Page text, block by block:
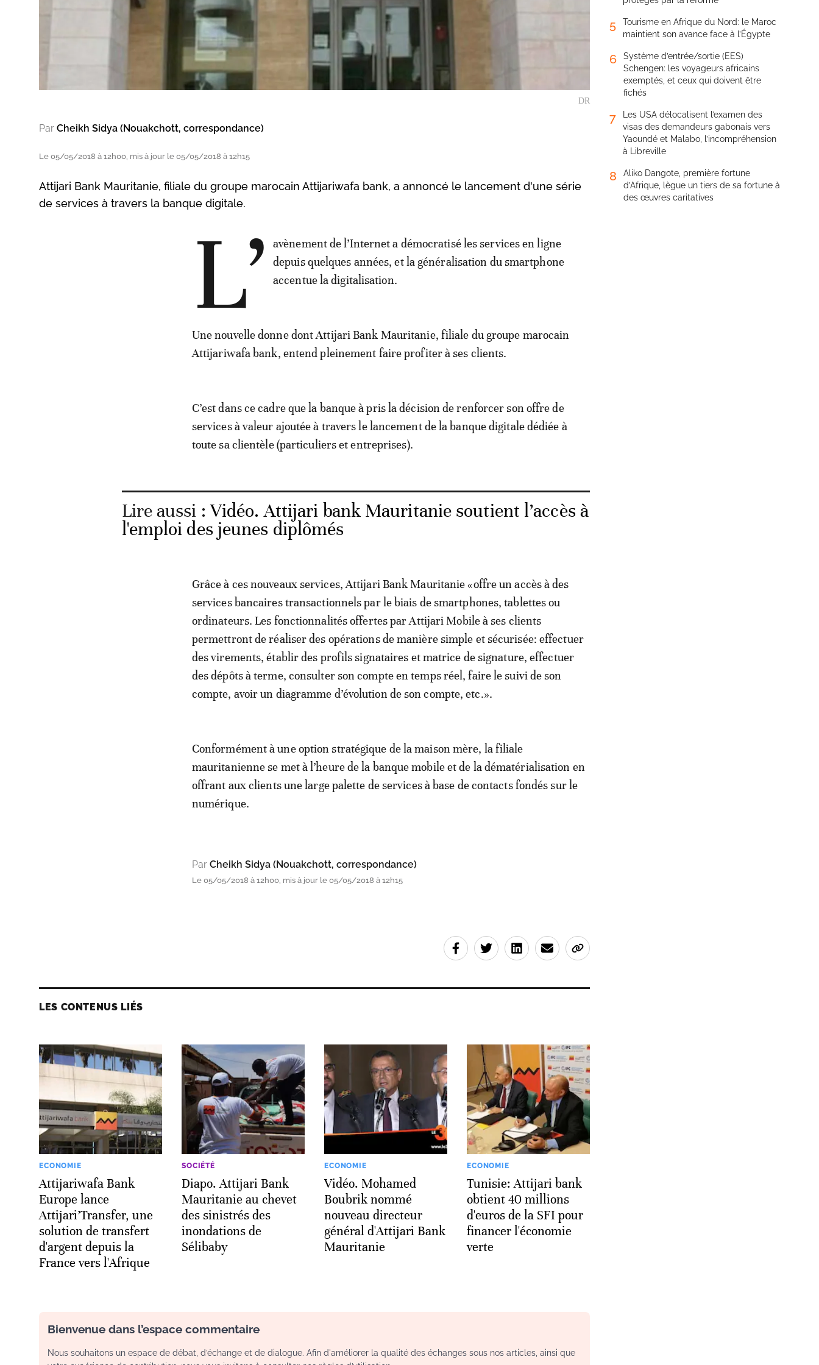
DR
Par Cheikh Sidya (Nouakchott, correspondance)
Le 05/05/2018 à 12h00, mis à jour le 05/05/2018 à 12h15
Attijari Bank Mauritanie, filiale du groupe marocain Attijariwafa bank, a annoncé le lancement d'une série
de services à travers la banque digitale.
L’
avènement de l’Internet a démocratisé les services en ligne
depuis quelques années, et la généralisation du smartphone
accentue la digitalisation.
Une nouvelle donne dont Attijari Bank Mauritanie, filiale du groupe marocain
Attijariwafa bank, entend pleinement faire profiter à ses clients.
C’est dans ce cadre que la banque à pris la décision de renforcer son offre de
services à valeur ajoutée à travers le lancement de la banque digitale dédiée à
toute sa clientèle (particuliers et entreprises).
Lire aussi :Vidéo. Attijari bank Mauritanie soutient l’accès à
l'emploi des jeunes diplômés
Grâce à ces nouveaux services, Attijari Bank Mauritanie «offre un accès à des
services bancaires transactionnels par le biais de smartphones, tablettes ou
ordinateurs. Les fonctionnalités offertes par Attijari Mobile à ses clients
permettront de réaliser des opérations de manière simple et sécurisée: effectuer
des virements, établir des profils signataires et matrice de signature, effectuer
des dépôts à terme, consulter son compte en temps réel, faire le suivi de son
compte, avoir un diagramme d’évolution de son compte, etc.».
Conformément à une option stratégique de la maison mère, la filiale
mauritanienne se met à l’heure de la banque mobile et de la dématérialisation en
offrant aux clients une large palette de services à base de contacts fondés sur le
numérique.
Par Cheikh Sidya (Nouakchott, correspondance)
Le 05/05/2018 à 12h00, mis à jour le 05/05/2018 à 12h15
LES CONTENUS LIÉS
ECONOMIE
Attijariwafa Bank
Europe lance
Attijari’Transfer, une
solution de transfert
d'argent depuis la
France vers l'Afrique
SOCIÉTÉ
Diapo. Attijari Bank
Mauritanie au chevet
des sinistrés des
inondations de
Sélibaby
ECONOMIE
Vidéo. Mohamed
Boubrik nommé
nouveau directeur
général d'Attijari Bank
Mauritanie
ECONOMIE
Tunisie: Attijari bank
obtient 40 millions
d'euros de la SFI pour
financer l'économie
verte
Bienvenue dans l’espace commentaire
Nous souhaitons un espace de débat, d’échange et de dialogue. Afin d'améliorer la qualité des échanges sous nos articles, ainsi que
5
Tourisme en Afrique du Nord: le Maroc
maintient son avance face à l’Égypte
6
Système d’entrée/sortie (EES)
Schengen: les voyageurs africains
exemptés, et ceux qui doivent être
fichés
7
Les USA délocalisent l’examen des
visas des demandeurs gabonais vers
Yaoundé et Malabo, l’incompréhension
à Libreville
8
Aliko Dangote, première fortune
d’Afrique, lègue un tiers de sa fortune à
des œuvres caritatives